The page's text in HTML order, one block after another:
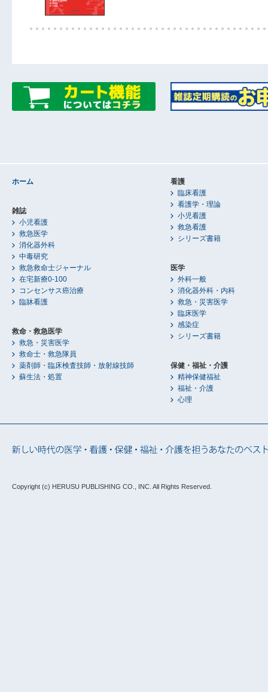
ホーム
雑誌
小児看護
救急医学
消化器外科
中毒研究
救急救命士ジャーナル
在宅新療0-100
コンセンサス癌治療
臨牀看護
救命・救急医学
救急・災害医学
救命士・救急隊員
薬剤師・臨床検査技師・放射線技師
蘇生法・処置
看護
臨床看護
看護学・理論
小児看護
救急看護
シリーズ書籍
医学
外科一般
消化器外科・内科
救急・災害医学
臨床医学
感染症
シリーズ書籍
保健・福祉・介護
精神保健福祉
福祉・介護
心理
Copyright (c) HERUSU PUBLISHING CO., INC. All Rights Reserved.